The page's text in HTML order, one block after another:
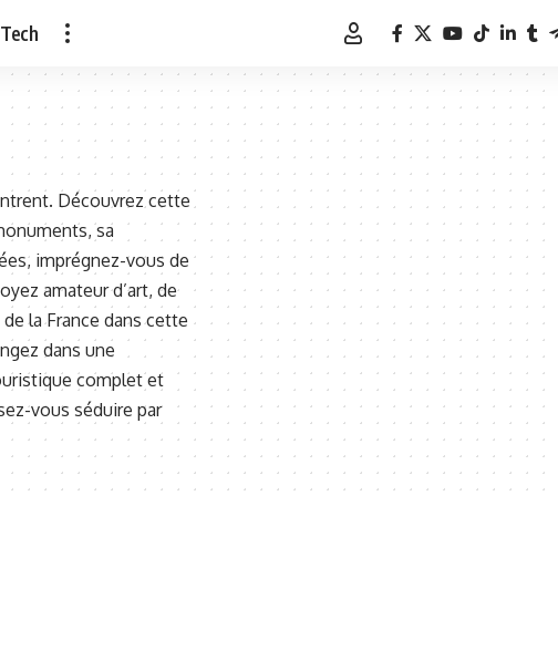
Découvrez cette
sa
imprégnez-vous de
amateur d’art, de
la France dans cette
dans une
complet et
vous séduire par